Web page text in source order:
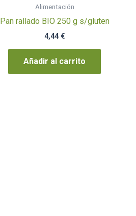
Alimentación
Pan rallado BIO 250 g s/gluten
4,44€
Añadir al carrito